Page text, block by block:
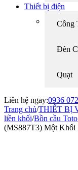
Thiết bị điện
Công
Đèn
Quạt
Liên hệ ngay:0936
Trang chủ/THIẾT BỊ
liền khối/Bồn cầu
(MS887T3) Một Khối